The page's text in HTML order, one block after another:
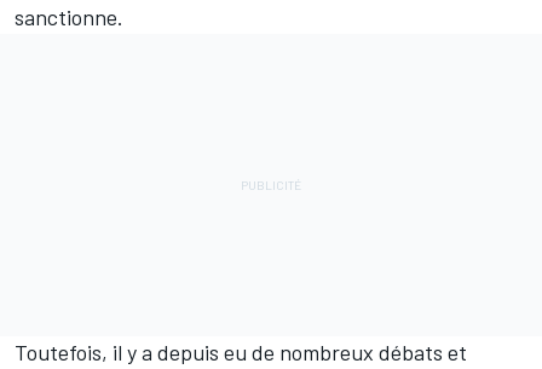
sanctionne.
Toutefois, il y a depuis eu de nombreux débats et